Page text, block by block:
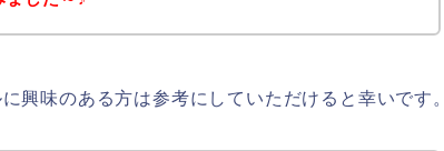
興味のある方は参考にしていただけると幸いです。